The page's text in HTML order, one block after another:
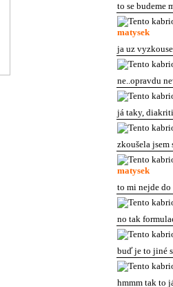
to se budeme
matysek
ja uz
ne..opravdu
já taky,
zkoušela
matysek
to mi nejde
no tak
buď je to jiné
hmmm tak to